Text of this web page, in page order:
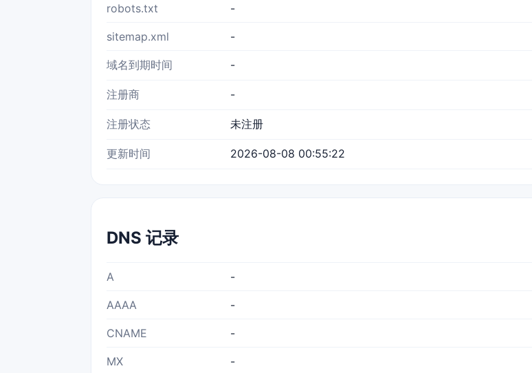
robots.txt -
sitemap.xml -
域名到期时间 -
注册商 -
注册状态 未注册
更新时间 2026-08-08 00:55:22
DNS 记录
A -
AAAA -
CNAME -
MX -